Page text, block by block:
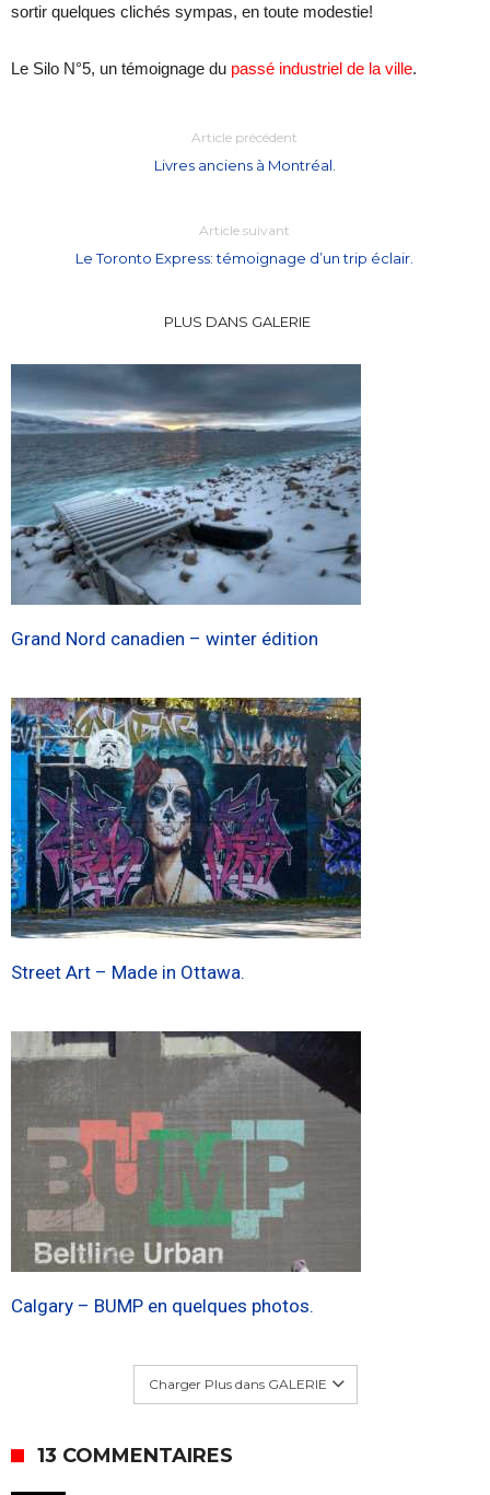
sortir quelques clichés sympas, en toute modestie!
Le Silo N°5, un témoignage du passé industriel de la ville.
Article précédent
Livres anciens à Montréal.
Article suivant
Le Toronto Express: témoignage d’un trip éclair.
PLUS DANS GALERIE
Grand Nord canadien – winter édition
Street Art – Made in Ottawa.
Calgary – BUMP en quelques photos.
Charger Plus dans GALERIE
13 COMMENTAIRES